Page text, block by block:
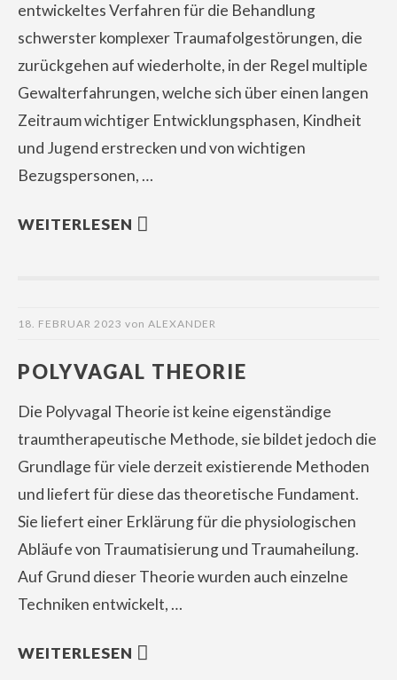
entwickeltes Verfahren für die Behandlung
schwerster komplexer Traumafolgestörungen, die
zurückgehen auf wiederholte, in der Regel multiple
Gewalterfahrungen, welche sich über einen langen
Zeitraum wichtiger Entwicklungsphasen, Kindheit
und Jugend erstrecken und von wichtigen
Bezugspersonen, …
WEITERLESEN
18. FEBRUAR 2023 von ALEXANDER
POLYVAGAL THEORIE
Die Polyvagal Theorie ist keine eigenständige
traumtherapeutische Methode, sie bildet jedoch die
Grundlage für viele derzeit existierende Methoden
und liefert für diese das theoretische Fundament.
Sie liefert einer Erklärung für die physiologischen
Abläufe von Traumatisierung und Traumaheilung.
Auf Grund dieser Theorie wurden auch einzelne
Techniken entwickelt, …
WEITERLESEN